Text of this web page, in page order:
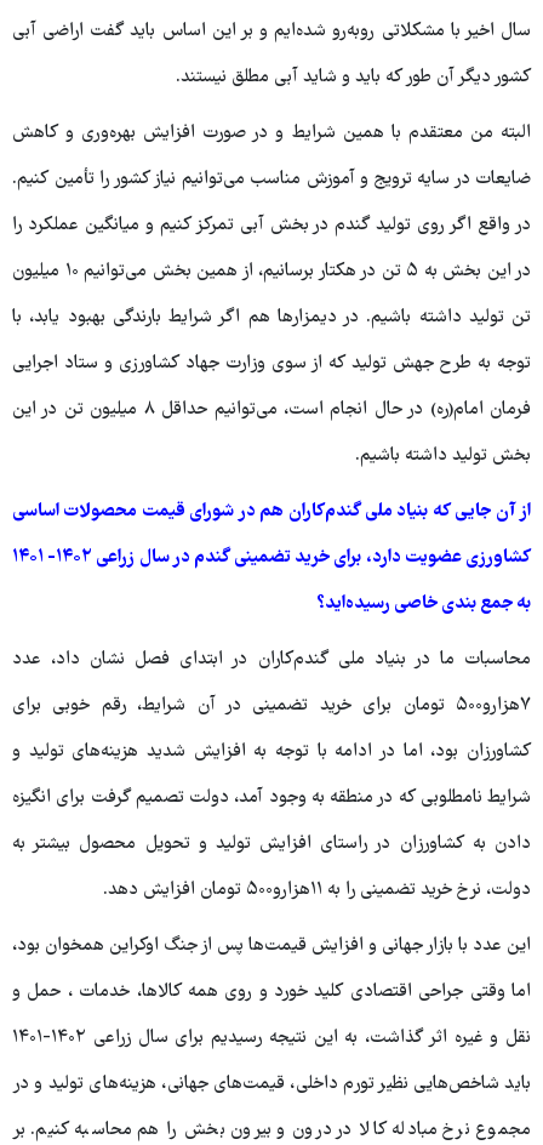
سال اخیر با مشکلاتی روبه‌رو شده‌ایم و بر این اساس باید گفت اراضی آبی
کشور دیگر آن طور که باید و شاید آبی مطلق نیستند.
البته من معتقدم با همین شرایط و در صورت افزایش بهره‌وری و کاهش
ضایعات در سایه ترویج و آموزش مناسب می‌توانیم نیاز کشور را تأمین کنیم.
در واقع اگر روی تولید گندم در بخش آبی تمرکز کنیم و میانگین عملکرد را
در این بخش به ۵ تن در هکتار برسانیم، از همین بخش می‌توانیم ۱۰ میلیون
تن تولید داشته باشیم. در دیمزارها هم اگر شرایط بارندگی بهبود یابد، با
توجه به طرح جهش تولید که از سوی وزارت جهاد کشاورزی و ستاد اجرایی
فرمان امام(ره) در حال انجام است، می‌توانیم حداقل ۸ میلیون تن در این
بخش تولید داشته باشیم.
از آن جایی که بنیاد ملی گندم‌کاران هم در شورای قیمت محصولات اساسی
کشاورزی عضویت دارد، برای خرید تضمینی گندم در سال زراعی ۱۴۰۲- ۱۴۰۱
به جمع بندی خاصی رسیده‌اید؟
محاسبات ما در بنیاد ملی گندم‌کاران در ابتدای فصل نشان داد، عدد
۷هزارو۵۰۰ تومان برای خرید تضمینی در آن شرایط، رقم خوبی برای
کشاورزان بود، اما در ادامه با توجه به افزایش شدید هزینه‌های تولید و
شرایط نامطلوبی که در منطقه به وجود آمد، دولت تصمیم گرفت برای انگیزه
دادن به کشاورزان در راستای افزایش تولید و تحویل محصول بیشتر به
دولت، نرخ خرید تضمینی را به ۱۱هزارو۵۰۰ تومان افزایش دهد.
این عدد با بازار جهانی و افزایش قیمت‌ها پس از جنگ اوکراین همخوان بود،
اما وقتی جراحی اقتصادی کلید خورد و روی همه کالاها، خدمات ، حمل و
نقل و غیره اثر گذاشت، به این نتیجه رسیدیم برای سال زراعی ۱۴۰۲-۱۴۰۱
باید شاخص‌هایی نظیر تورم داخلی، قیمت‌های جهانی، هزینه‌های تولید و در
مجموع نرخ مبادله کالا در درون و بیرون بخش را هم محاسبه کنیم. بر